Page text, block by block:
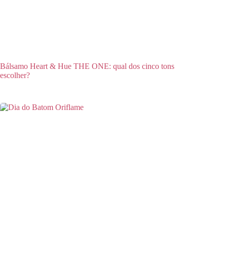
Bálsamo Heart & Hue THE ONE: qual dos cinco tons
escolher?